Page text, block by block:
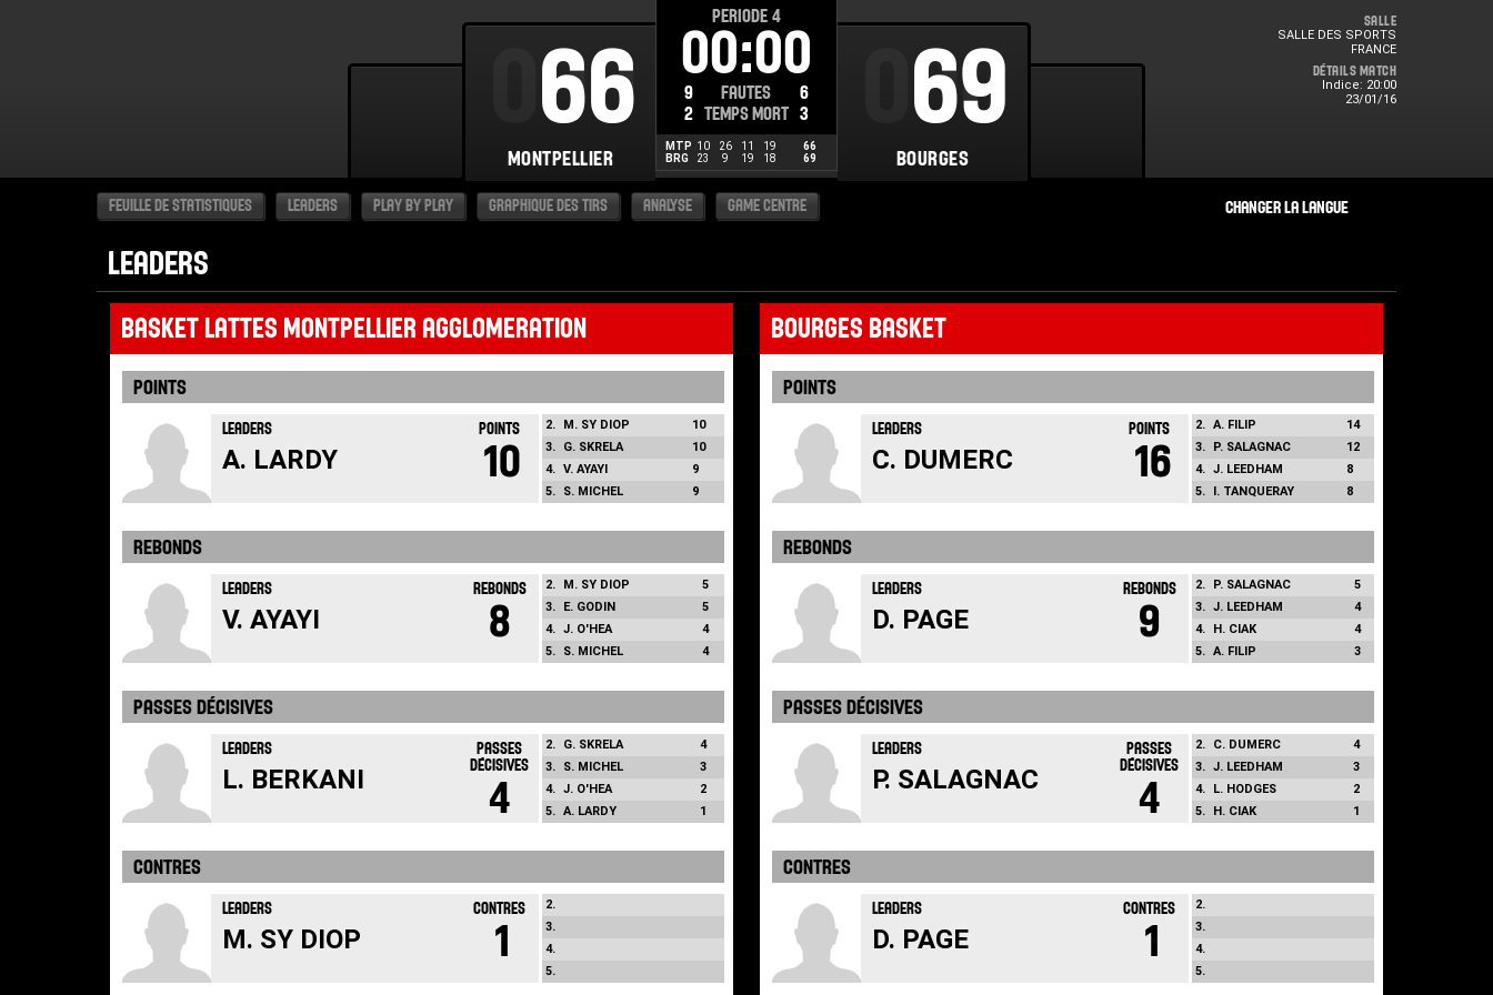
000
66
MONTPELLIER
000
69
BOURGES
Salle
SALLE DES SPORTS
FRANCE
Détails Match
Indice: 20:00
23/01/16
PERIODE 4
00:00
9 FAUTES
6
2 TEMPS MORT 3
MTP 10 26 11 19
66
BRG
23 9 19 18 69
FEUILLE DE STATISTIQUES LEADERS PLAY BY PLAY GRAPHIQUE DES TIRS ANALYSE GAME CENTRE
LEADERS
BASKET LATTES MONTPELLIER AGGLOMERATION
POINTS
LEADERS
A. LARDY
POINTS
10
2. M. SY DIOP
10
3.
G. SKRELA
10
4. V. AYAYI
9
5.
S. MICHEL 9
REBONDS
LEADERS
V. AYAYI
REBONDS
8
2. M. SY DIOP
5
3.
E. GODIN
5
4. J. O'HEA
4
5.
S. MICHEL 4
PASSES DÉCISIVES
LEADERS
L. BERKANI
PASSES
DÉCISIVES
4
2. G. SKRELA
4
3.
S. MICHEL
3
4. J. O'HEA
2
5. A. LARDY 1
CONTRES
LEADERS
M. SY DIOP
CONTRES
1
2.
3.
4.
5.
BOURGES BASKET
POINTS
LEADERS
C. DUMERC
POINTS
16
2. A. FILIP
14
3.
P. SALAGNAC
12
4. J. LEEDHAM
8
5.
I. TANQUERAY 8
REBONDS
LEADERS
D. PAGE
REBONDS
9
2. P. SALAGNAC
5
3. J. LEEDHAM
4
4.
H. CIAK
4
5. A. FILIP 3
PASSES DÉCISIVES
LEADERS
P. SALAGNAC
PASSES
DÉCISIVES
4
2. C. DUMERC
4
3. J. LEEDHAM
3
4.
L. HODGES
2
5.
H. CIAK 1
CONTRES
LEADERS
D. PAGE
CONTRES
1
2.
3.
4.
5.